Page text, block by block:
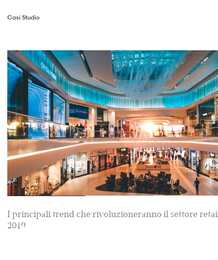
Casi Studio
I principali trend che rivoluzioneranno il settore
2019